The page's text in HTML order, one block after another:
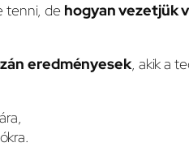
tenni, de hogyan vezetjük
eredményesek, akik a